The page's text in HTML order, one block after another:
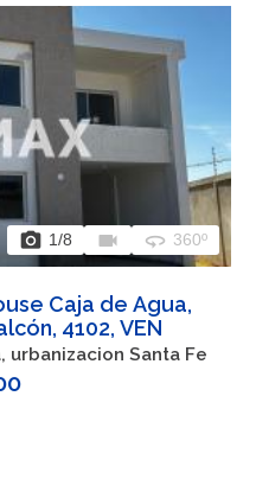
photo_camera 1/8 videocam 360 360º
Caja de Agua,
4102, VEN
urbanizacion Santa Fe